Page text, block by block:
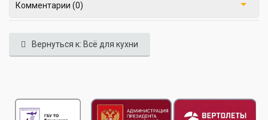
Комментарии (0)
Вернуться к: Всё для кухни